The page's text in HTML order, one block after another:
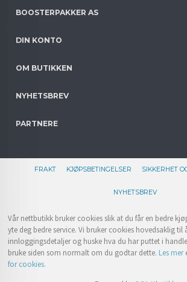
BOOSTERPAKKER AS
DIN KONTO
OM BUTIKKEN
NYHETSBREV
PARTNERE
FRAKT KJØPSBETINGELSER SIKKERHET
NYHETSBREV
Vår nettbutikk bruker cookies slik at du får en bedre
yte deg bedre service. Vi bruker cookies hovedsaklig til
innloggingsdetaljer og huske hva du har puttet i
bruke siden som normalt om du godtar dette. Les mer
for cookies.